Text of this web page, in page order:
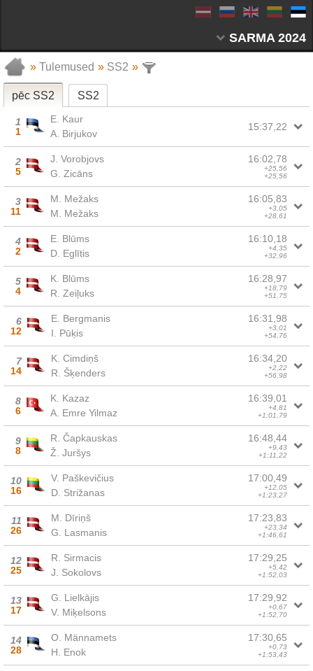
SARMA 2024
»Tulemused » SS2 »
pēc SS2 SS2
1
1
E. Kaur
A. Birjukov
15:37,22
2
5
J. Vorobjovs
G. Zicāns
16:02,78
+25,56
+25,56
3
11
M. Mežaks
M. Mežaks
16:05,83
+3,05
+28,61
4
2
E. Blūms
D. Eglītis
16:10,18
+4,35
+32,96
5
4
K. Blūms
R. Zeiļuks
16:28,97
+18,79
+51,75
6
12
E. Bergmanis
I. Pūķis
16:31,98
+3,01
+54,76
7
14
K. Cimdiņš
R. Šķenders
16:34,20
+2,22
+56,98
8
6
K. Kazaz
A. Emre Yilmaz
16:39,01
+4,81
+1:01,79
9
8
R. Čapkauskas
Ž. Juršys
16:48,44
+9,43
+1:11,22
10
16
V. Paškevičius
D. Strižanas
17:00,49
+12,05
+1:23,27
11
26
M. Dīriņš
G. Lasmanis
17:23,83
+23,34
+1:46,61
12
25
R. Sirmacis
J. Sokolovs
17:29,25
+5,42
+1:52,03
13
17
G. Lielkājis
V. Miķelsons
17:29,92
+0,67
+1:52,70
14
28
O. Männamets
H. Enok
17:30,65
+0,73
+1:53,43